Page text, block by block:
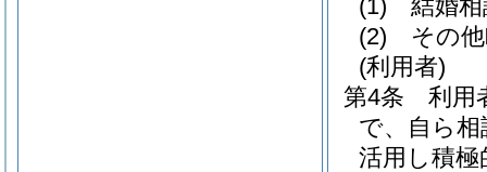
(1)
結婚
(2)
その
(利用者)
第4条
利用
で、自ら
活用し積